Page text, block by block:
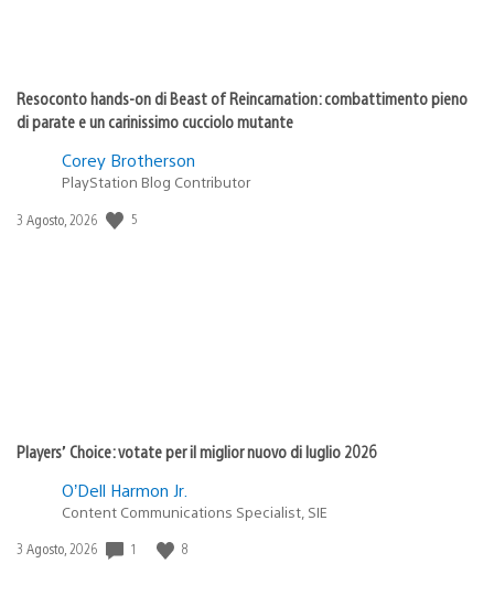
Resoconto hands-on di Beast of Reincarnation: combattimento pieno
di parate e un carinissimo cucciolo mutante
Corey Brotherson
PlayStation Blog Contributor
Data
3 Agosto, 2026 5
Players’ Choice: votate per il miglior nuovo di luglio 2026
O’Dell Harmon Jr.
Content Communications Specialist, SIE
Data
3 Agosto, 2026 1 8